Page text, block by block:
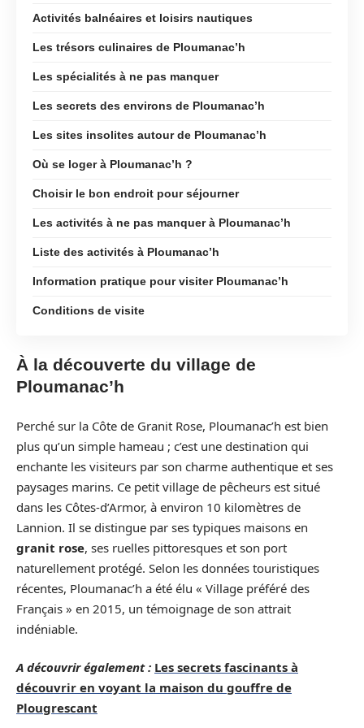
Activités balnéaires et loisirs nautiques
Les trésors culinaires de Ploumanac’h
Les spécialités à ne pas manquer
Les secrets des environs de Ploumanac’h
Les sites insolites autour de Ploumanac’h
Où se loger à Ploumanac’h ?
Choisir le bon endroit pour séjourner
Les activités à ne pas manquer à Ploumanac’h
Liste des activités à Ploumanac’h
Information pratique pour visiter Ploumanac’h
Conditions de visite
À la découverte du village de
Ploumanac’h
Perché sur la Côte de Granit Rose, Ploumanac’h est bien
plus qu’un simple hameau ; c’est une destination qui
enchante les visiteurs par son charme authentique et ses
paysages marins. Ce petit village de pêcheurs est situé
dans les Côtes-d’Armor, à environ 10 kilomètres de
Lannion. Il se distingue par ses typiques maisons en
granit rose, ses ruelles pittoresques et son port
naturellement protégé. Selon les données touristiques
récentes, Ploumanac’h a été élu « Village préféré des
Français » en 2015, un témoignage de son attrait
indéniable.
A découvrir également : Les secrets fascinants à
découvrir en voyant la maison du gouffre de
Plougrescant